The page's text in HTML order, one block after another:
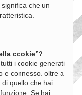
che un
cookie”?
i cookie generati
e connesso, oltre a
quello che hai
Se hai